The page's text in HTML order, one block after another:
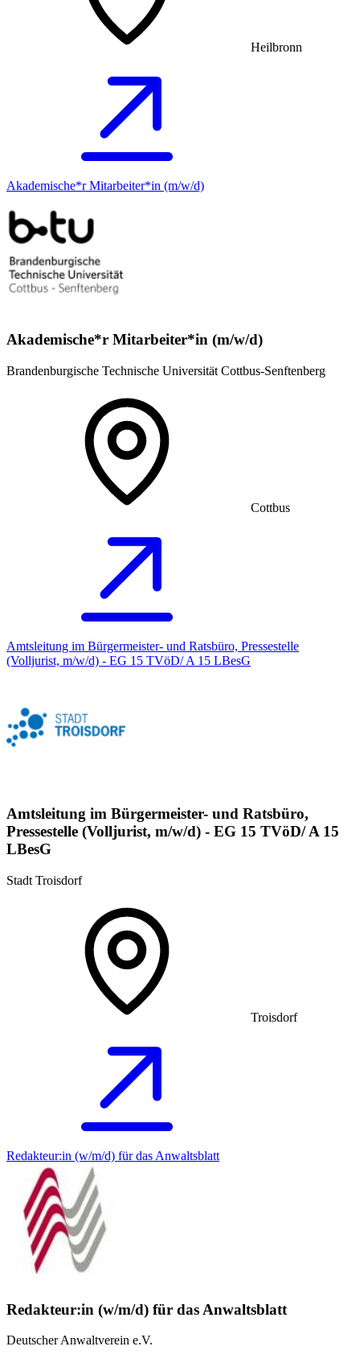
Heilbronn
Akademische*r Mitarbeiter*in (m/w/d)
Akademische*r Mitarbeiter*in (m/w/d)
Brandenburgische Technische Universität Cottbus-Senftenberg
Cottbus
Amtsleitung im Bürgermeister- und Ratsbüro, Pressestelle
(Volljurist, m/w/d) - EG 15 TVöD/ A 15 LBesG
Amtsleitung im Bürgermeister- und Ratsbüro,
Pressestelle (Volljurist, m/w/d) - EG 15 TVöD/ A 15
LBesG
Stadt Troisdorf
Troisdorf
Redakteur:in (w/m/d) für das Anwaltsblatt
Redakteur:in (w/m/d) für das Anwaltsblatt
Deutscher Anwaltverein e.V.